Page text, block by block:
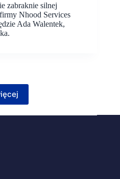
zabraknie silnej
Nhood Services
Ada Walentek,